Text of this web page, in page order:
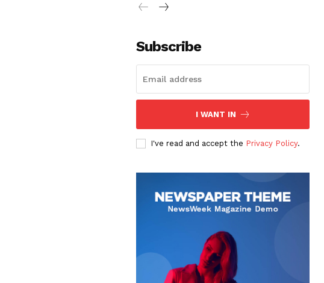
Subscribe
I WANT IN
I've read and accept the Privacy Policy.